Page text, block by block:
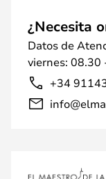
¿Necesita
Datos de
viernes: 08.30
+34